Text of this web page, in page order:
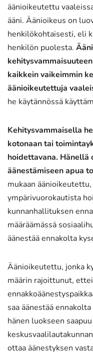
äänioikeutettu
ääni. Äänioikeus on
henkilökohtaisesti, eli
henkilön puolesta.
kaikkein vaikeimmin
äänioikeutettuja
he käytännössä
Kehitysvammaisella
kotonaan tai
hoidettavana. Hänellä
äänestämiseen apua
mukaan
ympärivuorokautista
kunnanhallituksen
määräämässä
äänestää ennakolta
Äänioikeutettu, jonka
määrin rajoittunut,
saa äänestää
hänen luokseen
ottaa äänestyksen